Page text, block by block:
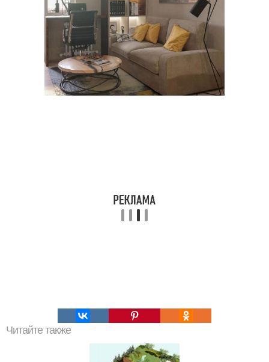
Читайте также